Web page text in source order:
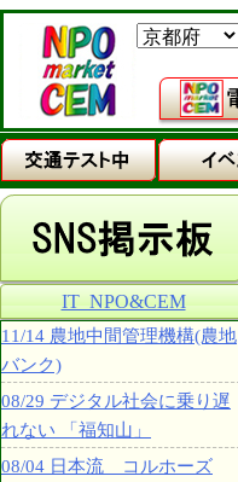
IT_NPO&CEM
11/14 農地中間管理機構(農地
バンク)
08/29 デジタル社会に乗り遅
れない 「福知山」
08/04 日本流 コルホーズ